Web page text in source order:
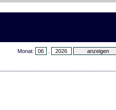
Monat: